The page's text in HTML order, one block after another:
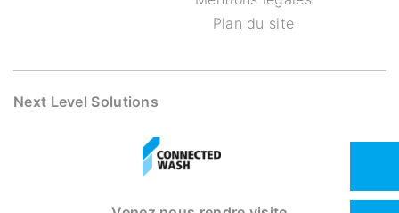
Plan du site
Next Level Solutions